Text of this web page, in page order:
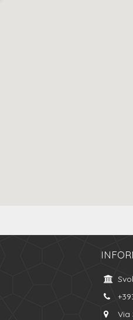
Via